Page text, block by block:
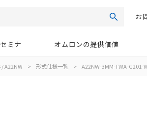
検索お
セミナ オムロンの提供価値
/ A22NW > 形式仕様一覧 > A22NW-3MM-TWA-G201-